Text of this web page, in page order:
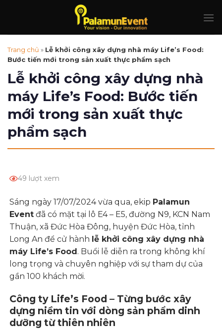
Trang chủ » Lễ khởi công xây dựng nhà máy Life’s Food:
Bước tiến mới trong sản xuất thực phẩm sạch
Lễ khởi công xây dựng nhà
máy Life’s Food: Bước tiến
mới trong sản xuất thực
phẩm sạch
49 lượt xem
Sáng ngày 17/07/2024 vừa qua, ekip Palamun
Event đã có mặt tại lô E4 – E5, đường N9, KCN Nam
Thuận, xã Đức Hòa Đông, huyện Đức Hòa, tỉnh
Long An để cử hành lễ khởi công xây dựng nhà
máy Life’s Food. Buổi lễ diễn ra trong không khí
long trọng và chuyên nghiệp với sự tham dự của
gần 100 khách mời.
Công ty Life’s Food – Từng bước xây
dựng niềm tin với dòng sản phẩm dinh
dưỡng từ thiên nhiên